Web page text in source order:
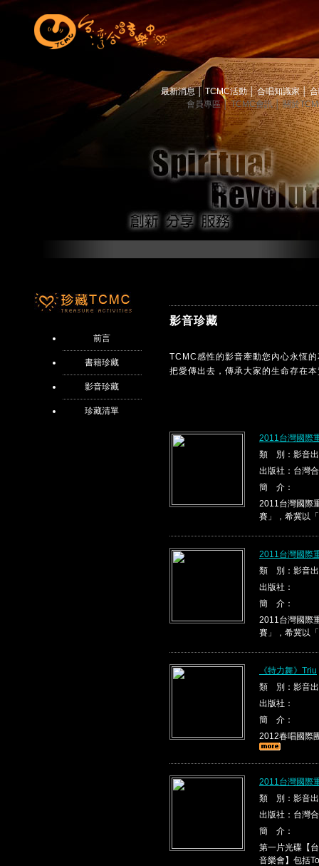
最新消息 TCMC活動│ 合唱知識家│
會員專區│ TCMC會訊│ 關於
前言
書籍珍藏
影音珍藏
珍藏清單
影音珍藏
TCMC感性的影音牽動您內心永恆
把愛傳出去，傳承大家的生命存在
2011台灣國際
類 別：影音
出版社：台灣
簡 介：
2011台灣國際
賽」，希冀以
2011台灣國際
類 別：影音
出版社：
簡 介：
2011台灣國際
賽」，希冀以
《特力舞》Triu
類 別：影音
出版社：
簡 介：
2012春唱國際
2011台灣國際
類 別：影音
出版社：台灣
簡 介：
第一片光碟【
音樂會】包括